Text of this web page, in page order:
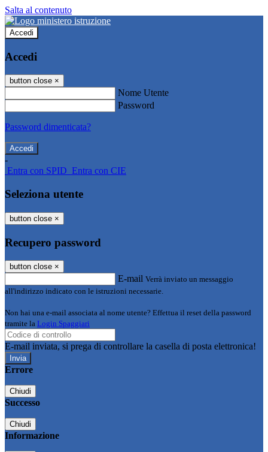
Salta al contenuto
Accedi
Accedi
button close ×
Nome Utente
Password
Password dimenticata?
-
Entra con SPID Entra con CIE
Seleziona utente
button close ×
Recupero password
button close ×
E-mail Verrà inviato un messaggio
all'indirizzo indicato con le istruzioni necessarie.
Non hai una e-mail associata al nome utente? Effettua il reset della password
tramite la Login Spaggiari
E-mail inviata, si prega di controllare la casella di posta elettronica!
Errore
Chiudi
Successo
Chiudi
Informazione